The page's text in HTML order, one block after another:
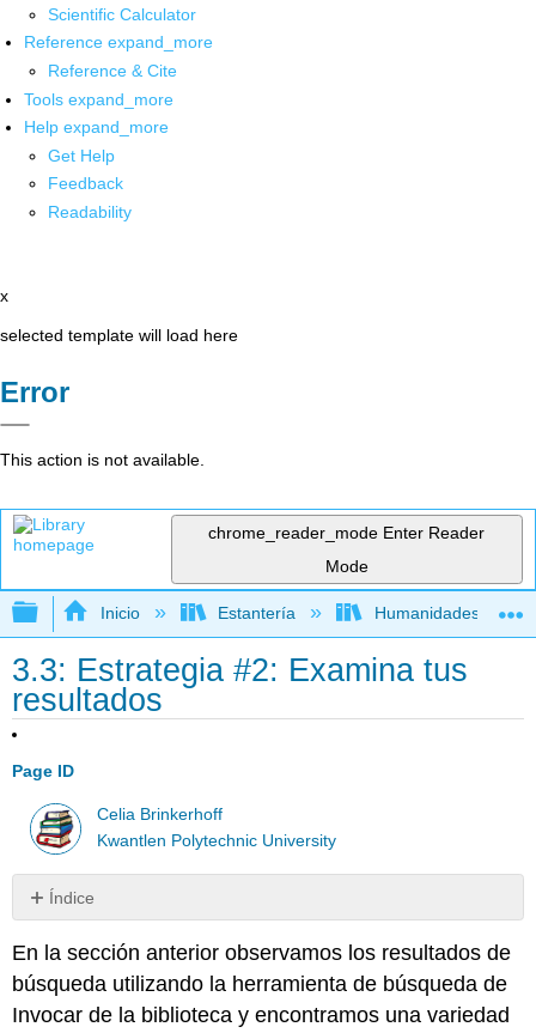
Scientific Calculator
Reference expand_more
Reference & Cite
Tools expand_more
Help expand_more
Get Help
Feedback
Readability
x
selected template will load here
Error
This action is not available.
chrome_reader_mode Enter Reader
Mode
Expandir/contraer jerarquía global
Inicio Estantería Humanidades
3.3: Estrategia #2: Examina tus
resultados
Page ID
Celia Brinkerhoff
Kwantlen Polytechnic University
Índice
Sin
encabezados
En la sección anterior observamos los resultados de
búsqueda utilizando la herramienta de búsqueda de
Invocar de la biblioteca y encontramos una variedad